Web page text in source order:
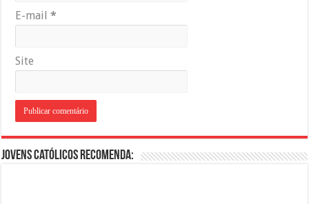
E-mail*
Site
Jovens Católicos Recomenda: